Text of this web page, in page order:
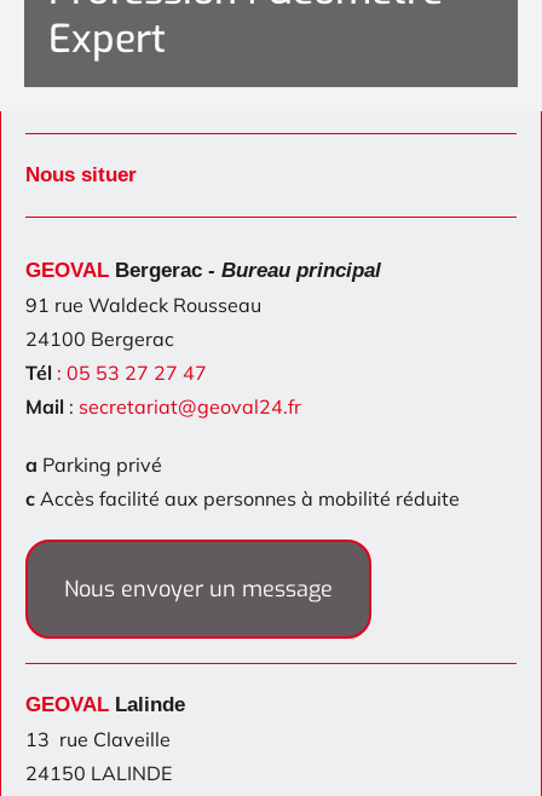
Expert
Expert
Nous situer
GEOVAL Bergerac - Bureau principal
91 rue Waldeck Rousseau
24100 Bergerac
Tél : 05 53 27 27 47
Mail : secretariat@geoval24.fr
a Parking privé
c Accès facilité aux personnes à mobilité réduite
Nous envoyer un message
GEOVAL Lalinde
13 rue Claveille
24150 LALINDE